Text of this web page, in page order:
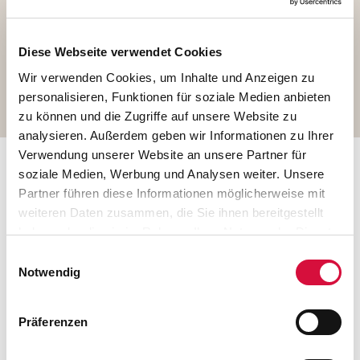
Diese Webseite verwendet Cookies
Wir verwenden Cookies, um Inhalte und Anzeigen zu
personalisieren, Funktionen für soziale Medien anbieten
zu können und die Zugriffe auf unsere Website zu
analysieren. Außerdem geben wir Informationen zu Ihrer
Verwendung unserer Website an unsere Partner für
soziale Medien, Werbung und Analysen weiter. Unsere
Partner führen diese Informationen möglicherweise mit
weiteren Daten zusammen, die Sie ihnen bereitgestellt
haben oder die sie im Rahmen Ihrer Nutzung der Dienste
Cookies, wenn Sie unsere Webseite weiterhin nutzen.
Notwendig
Präferenzen
< 1 2 3 >
Wie würde die Krippenszene im
Jahr 2022 aussehen?
Wo würde Jesus heute in unserer Stadt geboren werden,
wer würde ihn besuchen? Diese und andere Fragen soll
moderne Figuren vor dem Hintergrund der Karlsruher
angekommen in der Fächerstadt, eine Krankenschwester,